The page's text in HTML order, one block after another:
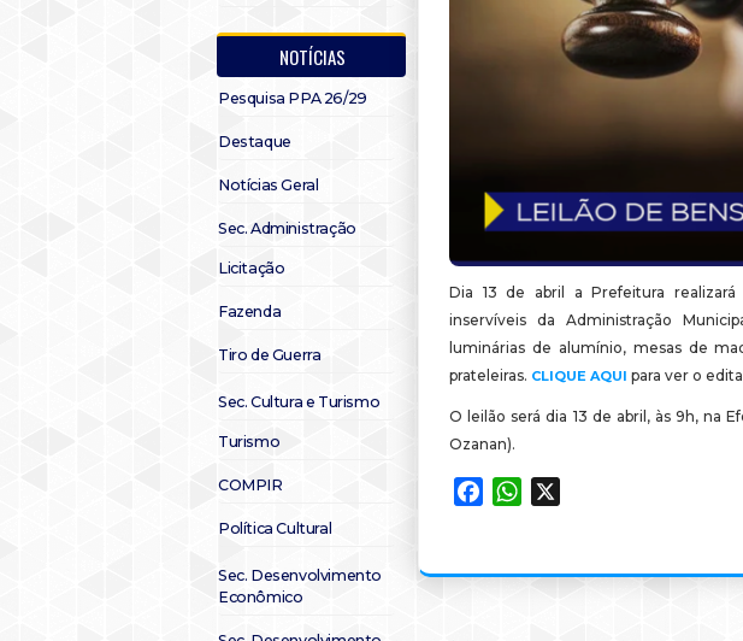
NOTÍCIAS
Pesquisa PPA 26/29
Destaque
Notícias Geral
Sec. Administração
Licitação
Fazenda
Tiro de Guerra
Sec. Cultura e Turismo
Turismo
COMPIR
Política Cultural
Sec. Desenvolvimento
Econômico
Dia 13 de abril a Prefeitura
inservíveis da Administração
luminárias de alumínio, mesas de
prateleiras. CLIQUE AQUI para ver o
O leilão será dia 13 de abril, às 9h, na
Ozanan).
FacebookWhatsApp